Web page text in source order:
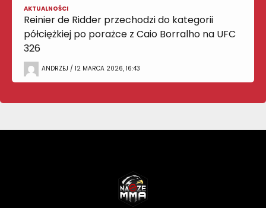
AKTUALNOŚCI
Reinier de Ridder przechodzi do kategorii
półciężkiej po porażce z Caio Borralho na UFC
326
ANDRZEJ / 12 MARCA 2026, 16:43